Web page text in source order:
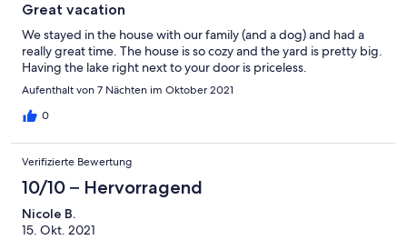
Great vacation
We stayed in the house with our family (and a dog) and had a
really great time. The house is so cozy and the yard is pretty big.
Having the lake right next to your door is priceless.
Aufenthalt von 7 Nächten im Oktober 2021
0
Verifizierte Bewertung
10/10 – Hervorragend
Nicole B.
15. Okt. 2021